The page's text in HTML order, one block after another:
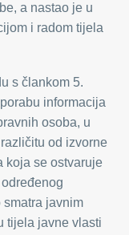
a nastao je u
i radom tijela
s člankom 5.
informacija
osoba, u
od izvorne
koja se ostvaruje
javnim
tijela javne vlasti